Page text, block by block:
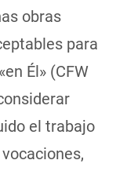
obras
para
Él» (CFW
el trabajo